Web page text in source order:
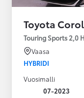
Toyota
Touring Sports 2,0
Vaasa
HYBRIDI
Vuosimalli
07-2023